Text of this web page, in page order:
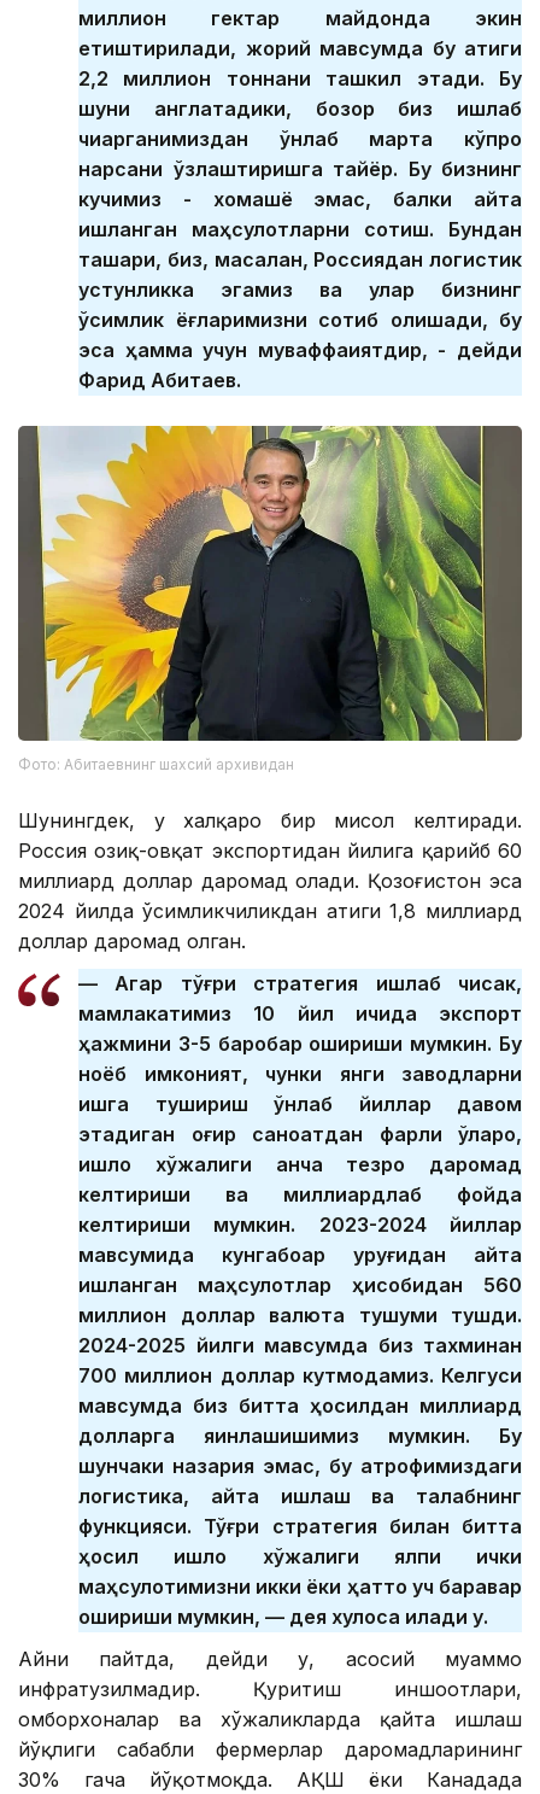
миллион гектар майдонда экин
етиштирилади, жорий мавсумда бу атиги
2,2 миллион тоннани ташкил этади. Бу
шуни англатадики, бозор биз ишлаб
чиқарганимиздан ўнлаб марта кўпроқ
нарсани ўзлаштиришга тайёр. Бу бизнинг
кучимиз - хомашё эмас, балки қайта
ишланган маҳсулотларни сотиш. Бундан
ташқари, биз, масалан, Россиядан логистик
устунликка эгамиз ва улар бизнинг
ўсимлик ёғларимизни сотиб олишади, бу
эса ҳамма учун муваффақиятдир, - дейди
Фарид Абитаев.
Фото: Абитаевнинг шахсий архивидан
Шунингдек, у халқаро бир мисол келтиради.
Россия озиқ-овқат экспортидан йилига қарийб 60
миллиард доллар даромад олади. Қозоғистон эса
2024 йилда ўсимликчиликдан атиги 1,8 миллиард
доллар даромад олган.
— Агар тўғри стратегия ишлаб чиқсак,
мамлакатимиз 10 йил ичида экспорт
ҳажмини 3-5 баробар ошириши мумкин. Бу
ноёб имконият, чунки янги заводларни
ишга тушириш ўнлаб йиллар давом
этадиган оғир саноатдан фарқли ўлароқ,
қишлоқ хўжалиги анча тезроқ даромад
келтириши ва миллиардлаб фойда
келтириши мумкин. 2023-2024 йиллар
мавсумида кунгабоқар уруғидан қайта
ишланган маҳсулотлар ҳисобидан 560
миллион доллар валюта тушуми тушди.
2024-2025 йилги мавсумда биз тахминан
700 миллион доллар кутмоқдамиз. Келгуси
мавсумда биз битта ҳосилдан миллиард
долларга яқинлашишимиз мумкин. Бу
шунчаки назария эмас, бу атрофимиздаги
логистика, қайта ишлаш ва талабнинг
функцияси. Тўғри стратегия билан битта
ҳосил қишлоқ хўжалиги ялпи ички
маҳсулотимизни икки ёки ҳатто уч баравар
ошириши мумкин, — дея хулоса қилади у.
Айни пайтда, дейди у, асосий муаммо
инфратузилмадир. Қуритиш иншоотлари,
омборхоналар ва хўжаликларда қайта ишлаш
йўқлиги сабабли фермерлар даромадларининг
30% гача йўқотмоқда. АҚШ ёки Канадада